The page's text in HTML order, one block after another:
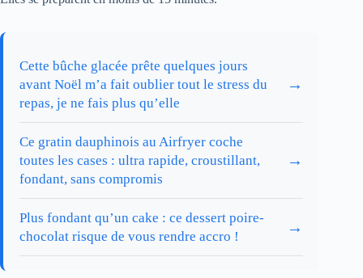
Cette bûche glacée prête quelques jours
avant Noël m’a fait oublier tout le stress du
repas, je ne fais plus qu’elle
→
Ce gratin dauphinois au Airfryer coche
toutes les cases : ultra rapide, croustillant,
fondant, sans compromis
→
Plus fondant qu’un cake : ce dessert poire-
chocolat risque de vous rendre accro !
→